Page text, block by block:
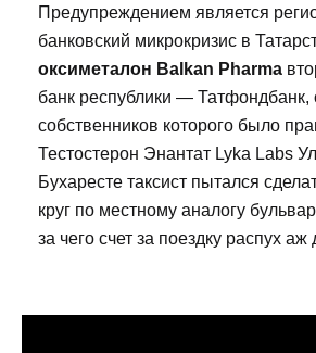
Предупреждением является
банковский микрокризис в
оксиметалон Balkan Pharma
банк республики — Татфондбанк,
собственников которого было
Тестостерон Энантат Lyka Labs
Бухаресте таксист пытался
круг по местному аналогу
за чего счет за поездку распух